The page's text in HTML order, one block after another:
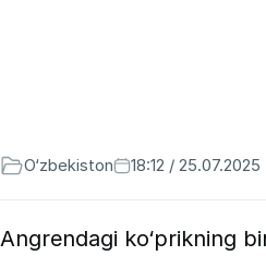
O‘zbekiston 18:12 / 25.07.2025
Angrendagi ko‘prikning